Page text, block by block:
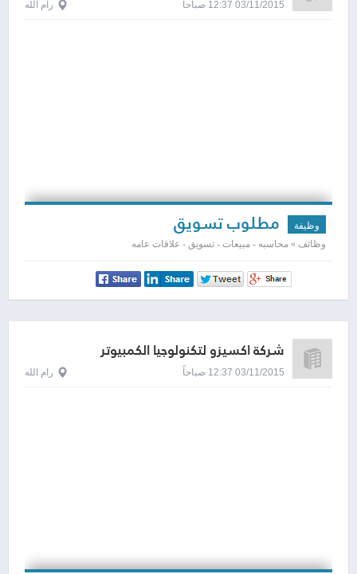
03/11/2015 12:37 صباحاً رام الله
وظيفة مطلوب تسويق
وظائف » محاسبه - مبيعات - تسويق - علاقات عامه
شركة اكسيزو لتكنولوجيا الكمبيوتر
03/11/2015 12:37 صباحاً رام الله